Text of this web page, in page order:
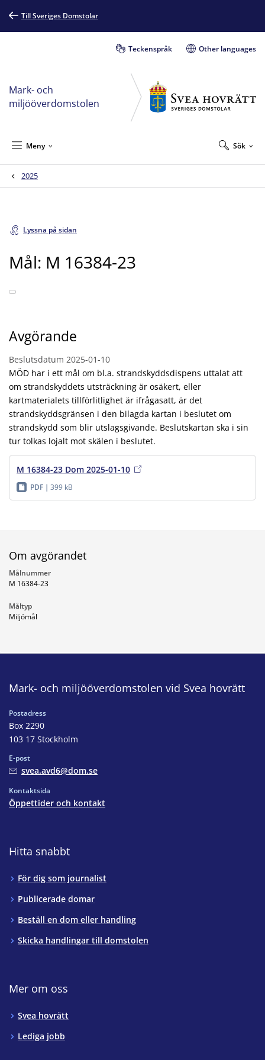
Till Sveriges Domstolar
Teckenspråk Other languages
Mark- och
miljööverdomstolen
Sök
Meny
2025
Lyssna på sidan
Mål: M 16384-23
Avgörande
Beslutsdatum 2025-01-10
MÖD har i ett mål om bl.a. strandskyddsdispens uttalat att
om strandskyddets utsträckning är osäkert, eller
kartmaterialets tillförlitlighet är ifrågasatt, är det
strandskyddsgränsen i den bilagda kartan i beslutet om
strandskydd som blir utslagsgivande. Beslutskartan ska i sin
tur tolkas lojalt mot skälen i beslutet.
M 16384-23 Dom 2025-01-10
PDF 399 kB
Om avgörandet
Målnummer
M 16384-23
Måltyp
Miljömål
Mark- och miljööverdomstolen vid Svea hovrätt
Postadress
Box 2290
103 17 Stockholm
E-post
svea.avd6@dom.se
Kontaktsida
Öppettider och kontakt
Hitta snabbt
För dig som journalist
Publicerade domar
Beställ en dom eller handling
Skicka handlingar till domstolen
Mer om oss
Svea hovrätt
Lediga jobb